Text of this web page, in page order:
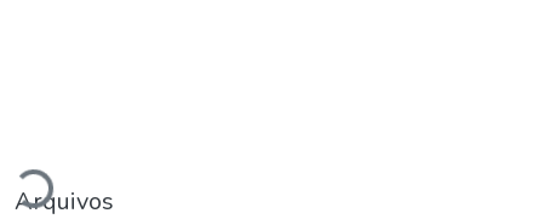
Carregando...
Arquivos